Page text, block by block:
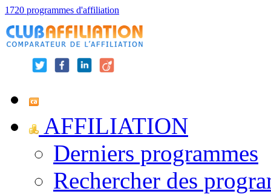
1720 programmes d'affiliation
AFFILIATION
Derniers programmes
Rechercher des